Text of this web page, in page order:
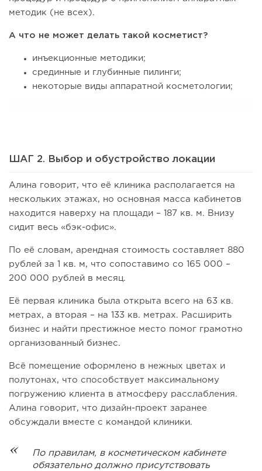
методик (не всех).
А что не может делать такой косметист?
инъекционные методики;
срединные и глубинные пилинги;
некоторые виды аппаратной косметологии;
ШАГ 2. Выбор и обустройство локации
Алина говорит, что её клиника располагается на
нескольких этажах, но основная масса кабинетов
находится наверху на площади – 187 кв. м. Внизу
сидит весь «бэк-офис».
По её словам, арендная стоимость составляет 880
рублей за 1 кв. м, что сопоставимо со 165 000 –
200 000 рублей в месяц.
Её первая клиника была открыта всего на 63 кв.
метрах, а вторая – на 133 кв. метрах. Расширить
бизнес и найти престижное место помог грамотно
организованный бизнес.
Всё помещение оформлено в нежных цветах и
полутонах, что способствует максимальному
погружению клиента в атмосферу расслабления.
Алина говорит, что дизайн-проект заранее
обсуждали вместе с командой клиники.
По правилам, в косметическом кабинете
обязательно должно присутствовать